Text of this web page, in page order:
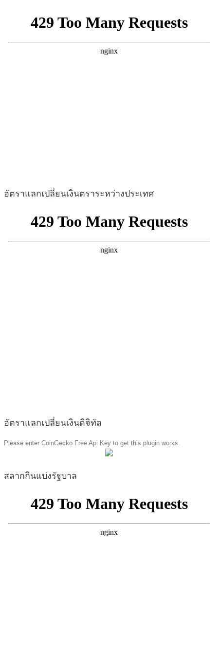
อัตราแลกเปลี่ยนเงินตราระหว่างประเทศ
อัตราแลกเปลี่ยนเงินดิจิทัล
Please enter CoinGecko Free Api Key to get this plugin works.
สลากกินแบ่งรัฐบาล